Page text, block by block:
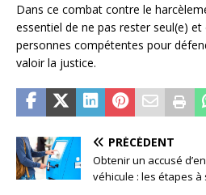
Dans ce combat contre le
essentiel de ne pas rester seul(e) et
personnes compétentes pour
valoir la justice.
PRÉCÉDENT
Obtenir un accusé
véhicule : les étapes à